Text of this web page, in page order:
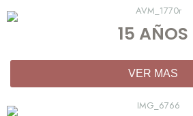
15 AÑOS
VER MAS